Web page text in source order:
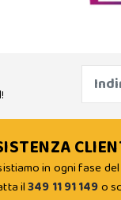
in ogni fase
il349 11 91 149o